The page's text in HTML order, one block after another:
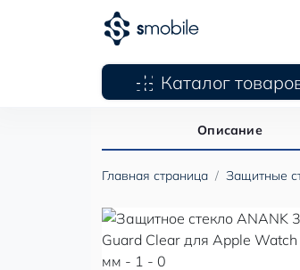
Каталог
Главная страница Защитные
Описание